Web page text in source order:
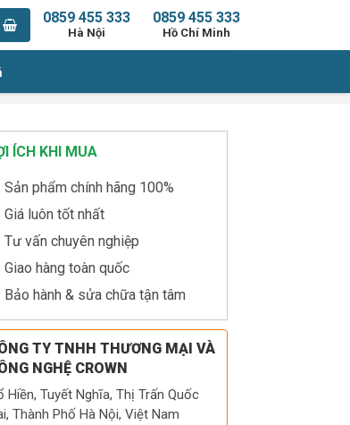
0859 455 333
Hồ Chí Minh
0859 455 333
Hà Nội
ÍCH KHI MUA
Sản phẩm chính hãng 100%
Giá luôn tốt nhất
Tư vấn chuyên nghiệp
Giao hàng toàn quốc
Bảo hành & sửa chữa tận tâm
TY TNHH THƯƠNG MẠI VÀ
NGHỆ CROWN
Hiền, Tuyết Nghĩa, Thị Trấn Quốc
Thành Phố Hà Nội, Việt Nam